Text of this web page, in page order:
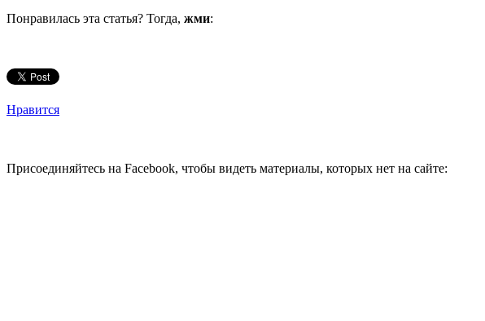
Понравилась эта статья? Тогда, жми:
Нравится
Присоединяйтесь на Facebook, чтобы видеть материалы, которых нет на сайте: